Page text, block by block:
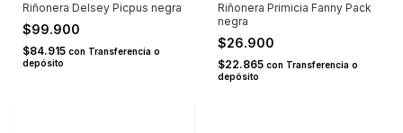
Riñonera Delsey Picpus negra
$99.900
$84.915 con Transferencia o
depósito
Riñonera Primicia Fanny Pack
negra
$26.900
$22.865 con Transferencia o
depósito